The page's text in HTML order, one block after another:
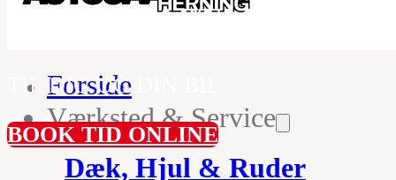
Forside
Værksted & Service
Dæk, Hjul & Ruder
SERVICEAFTALE
TIL DIG OG DIN BIL
BOOK TID ONLINE